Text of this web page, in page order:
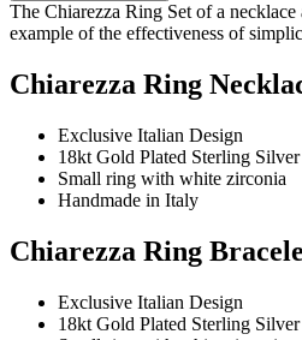
The Chiarezza Ring Set of a necklace
example of the effectiveness of
Chiarezza Ring
Exclusive Italian Design
18kt Gold Plated Sterling Silver
Small ring with white zirconia
Handmade in Italy
Chiarezza Ring
Exclusive Italian Design
18kt Gold Plated Sterling Silver